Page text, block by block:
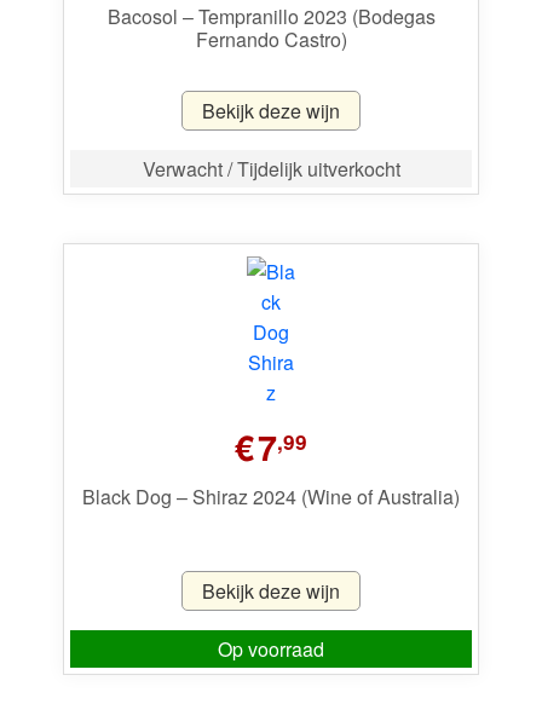
Bacosol – Tempranillo 2023 (Bodegas
Fernando Castro)
Bekijk deze wijn
Verwacht / Tijdelijk uitverkocht
€7,99
Black Dog – Shiraz 2024 (Wine of Australia)
Bekijk deze wijn
Op voorraad